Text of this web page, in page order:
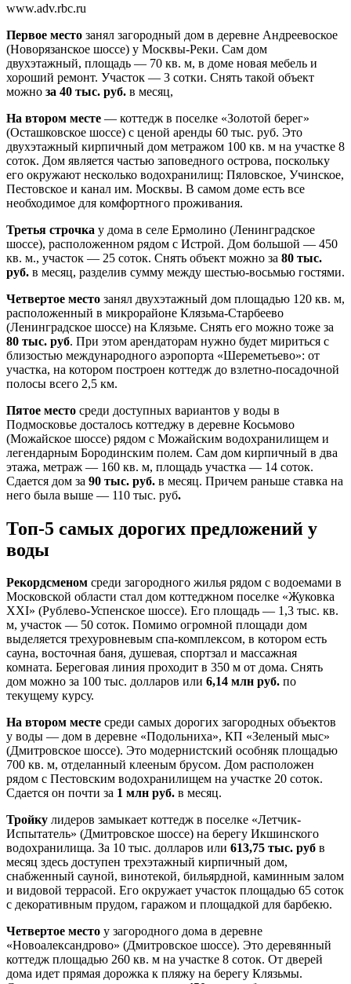
www.adv.rbc.ru
Первое место занял загородный дом в деревне Андреевоское
(Новорязанское шоссе) у Москвы-Реки. Сам дом
двухэтажный, площадь — 70 кв. м, в доме новая мебель и
хороший ремонт. Участок — 3 сотки. Снять такой объект
можно за 40 тыс. руб. в месяц,
На втором месте — коттедж в поселке «Золотой берег»
(Осташковское шоссе) с ценой аренды 60 тыс. руб. Это
двухэтажный кирпичный дом метражом 100 кв. м на участке 8
соток. Дом является частью заповедного острова, поскольку
его окружают несколько водохранилищ: Пяловское, Учинское,
Пестовское и канал им. Москвы. В самом доме есть все
необходимое для комфортного проживания.
Третья строчка у дома в селе Ермолино (Ленинградское
шоссе), расположенном рядом с Истрой. Дом большой — 450
кв. м., участок — 25 соток. Снять объект можно за 80 тыс.
руб. в месяц, разделив сумму между шестью-восьмью гостями.
Четвертое место занял двухэтажный дом площадью 120 кв. м,
расположенный в микрорайоне Клязьма-Старбеево
(Ленинградское шоссе) на Клязьме. Снять его можно тоже за
80 тыс. руб. При этом арендаторам нужно будет мириться с
близостью международного аэропорта «Шереметьево»: от
участка, на котором построен коттедж до взлетно-посадочной
полосы всего 2,5 км.
Пятое место среди доступных вариантов у воды в
Подмосковье досталось коттеджу в деревне Косьмово
(Можайское шоссе) рядом с Можайским водохранилищем и
легендарным Бородинским полем. Сам дом кирпичный в два
этажа, метраж — 160 кв. м, площадь участка — 14 соток.
Сдается дом за 90 тыс. руб. в месяц. Причем раньше ставка на
него была выше — 110 тыс. руб.
Топ-5 самых дорогих предложений у
воды
Рекордсменом среди загородного жилья рядом с водоемами в
Московской области стал дом коттеджном поселке «Жуковка
XXI» (Рублево-Успенское шоссе). Его площадь — 1,3 тыс. кв.
м, участок — 50 соток. Помимо огромной площади дом
выделяется трехуровневым спа-комплексом, в котором есть
сауна, восточная баня, душевая, спортзал и массажная
комната. Береговая линия проходит в 350 м от дома. Снять
дом можно за 100 тыс. долларов или 6,14 млн руб. по
текущему курсу.
На втором месте среди самых дорогих загородных объектов
у воды — дом в деревне «Подольниха», КП «Зеленый мыс»
(Дмитровское шоссе). Это модернистский особняк площадью
700 кв. м, отделанный клееным брусом. Дом расположен
рядом с Пестовским водохранилищем на участке 20 соток.
Сдается он почти за 1 млн руб. в месяц.
Тройку лидеров замыкает коттедж в поселке «Летчик-
Испытатель» (Дмитровское шоссе) на берегу Икшинского
водохранилища. За 10 тыс. долларов или 613,75 тыс. руб в
месяц здесь доступен трехэтажный кирпичный дом,
снабженный сауной, винотекой, бильярдной, каминным залом
и видовой террасой. Его окружает участок площадью 65 соток
с декоративным прудом, гаражом и площадкой для барбекю.
Четвертое место у загородного дома в деревне
«Новоалександрово» (Дмитровское шоссе). Это деревянный
коттедж площадью 260 кв. м на участке 8 соток. От дверей
дома идет прямая дорожка к пляжу на берегу Клязьмы.